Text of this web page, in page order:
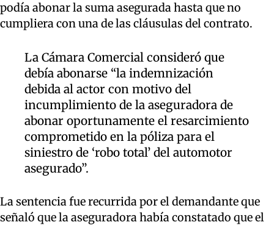
podía abonar la suma asegurada hasta que no
cumpliera con una de las cláusulas del contrato.
La Cámara Comercial consideró que
debía abonarse “la indemnización
debida al actor con motivo del
incumplimiento de la aseguradora de
abonar oportunamente el resarcimiento
comprometido en la póliza para el
siniestro de ‘robo total’ del automotor
asegurado”.
La sentencia fue recurrida por el demandante que
señaló que la aseguradora había constatado que el